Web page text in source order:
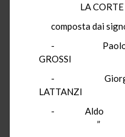
LA
composta dai
-
GROSSI
-
LATTANZI
- Aldo
”